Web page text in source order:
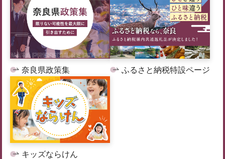
奈良県政策集 ふるさと納税特設ページ
キッズならけん